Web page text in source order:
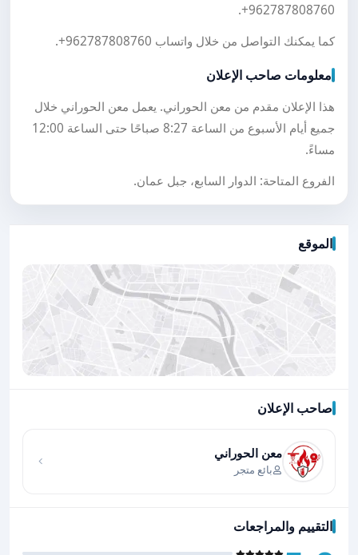
+962787808760
.
كما يمكنك التواصل من خلال واتساب +962787808760
.
معلومات صاحب الإعلان
هذا الإعلان مقدم من معن الحوراني. يعمل معن الحوراني خلال
جميع أيام الأسبوع من الساعة 8:27 صباحًا حتى الساعة 12:00
مساءً.
الفروع المتاحة: الدوار السابع، جبل عمان.
الموقع
صاحب الإعلان
معن الحوراني
بائع متجر
التقييم والمراجعات